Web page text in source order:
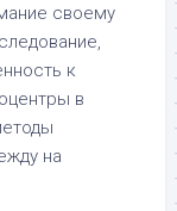
своему
к
в
на